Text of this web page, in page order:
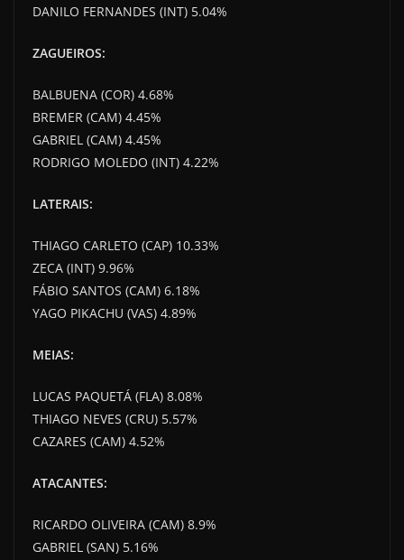
DANILO FERNANDES (INT) 5.04%
ZAGUEIROS:
BALBUENA (COR) 4.68%
BREMER (CAM) 4.45%
GABRIEL (CAM) 4.45%
RODRIGO MOLEDO (INT) 4.22%
LATERAIS:
THIAGO CARLETO (CAP) 10.33%
ZECA (INT) 9.96%
FÁBIO SANTOS (CAM) 6.18%
YAGO PIKACHU (VAS) 4.89%
MEIAS:
LUCAS PAQUETÁ (FLA) 8.08%
THIAGO NEVES (CRU) 5.57%
CAZARES (CAM) 4.52%
ATACANTES:
RICARDO OLIVEIRA (CAM) 8.9%
GABRIEL (SAN) 5.16%